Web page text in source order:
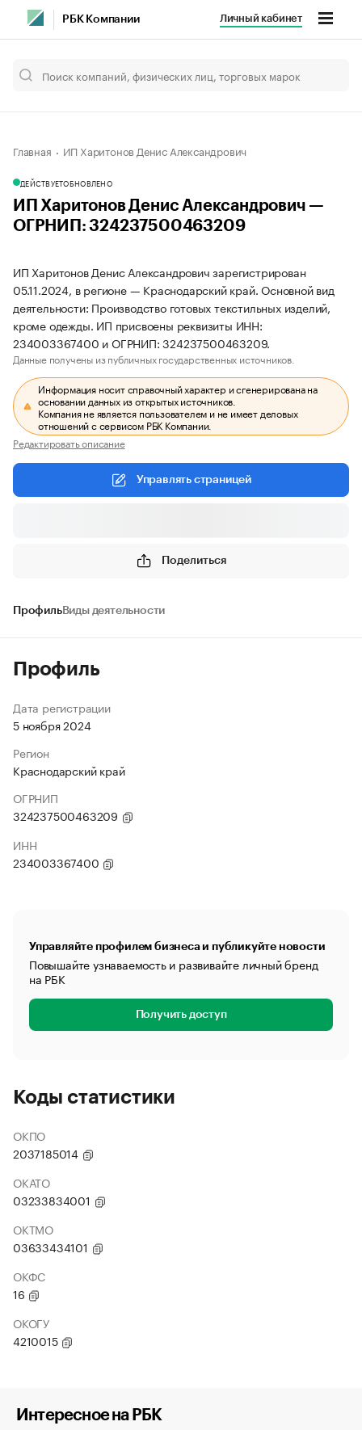
РБК Компании Личный кабинет
Главная ИП Харитонов Денис Александрович
ДЕЙСТВУЕТОБНОВЛЕНО
ИП Харитонов Денис Александрович —
ОГРНИП: 324237500463209
ИП Харитонов Денис Александрович зарегистрирован
05.11.2024, в регионе — Краснодарский край. Основной вид
деятельности: Производство готовых текстильных изделий,
кроме одежды. ИП присвоены реквизиты ИНН:
234003367400 и ОГРНИП: 324237500463209.
Данные получены из публичных государственных источников.
Информация носит справочный характер и сгенерирована на
основании данных из открытых источников.
Компания не является пользователем и не имеет деловых
отношений с сервисом РБК Компании.
Редактировать описание
Управлять страницей
Поделиться
ПрофильВиды деятельности
Профиль
Дата регистрации
5 ноября 2024
Регион
Краснодарский край
ОГРНИП
324237500463209
ИНН
234003367400
Управляйте профилем бизнеса и публикуйте новости
Повышайте узнаваемость и развивайте личный бренд
на РБК
Получить доступ
Коды статистики
ОКПО
2037185014
ОКАТО
03233834001
ОКТМО
03633434101
ОКФС
16
ОКОГУ
4210015
Интересное на РБК